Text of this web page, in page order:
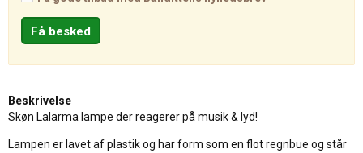
Beskrivelse
Skøn Lalarma lampe der reagerer på musik & lyd!
Lampen er lavet af plastik og har form som en flot regnbue og står